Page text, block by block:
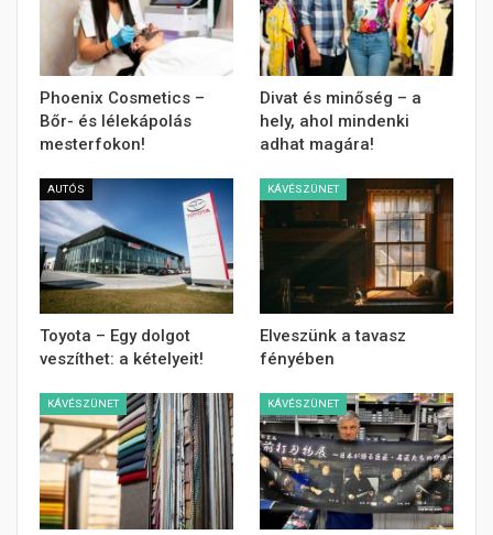
Phoenix Cosmetics –
Bőr- és lélekápolás
mesterfokon!
Divat és minőség – a
hely, ahol mindenki
adhat magára!
AUTÓS
Toyota – Egy dolgot
veszíthet: a kételyeit!
KÁVÉSZÜNET
Elveszünk a tavasz
fényében
KÁVÉSZÜNET KÁVÉSZÜNET